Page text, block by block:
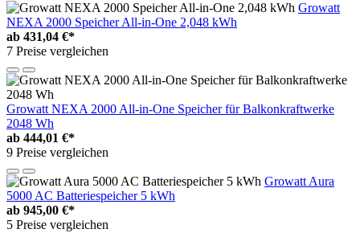
Growatt
NEXA 2000 Speicher All-in-One 2,048 kWh
ab 431,04 €*
7 Preise vergleichen
Growatt NEXA 2000 All-in-One Speicher für Balkonkraftwerke
2048 Wh
ab 444,01 €*
9 Preise vergleichen
Growatt Aura
5000 AC Batteriespeicher 5 kWh
ab 945,00 €*
5 Preise vergleichen